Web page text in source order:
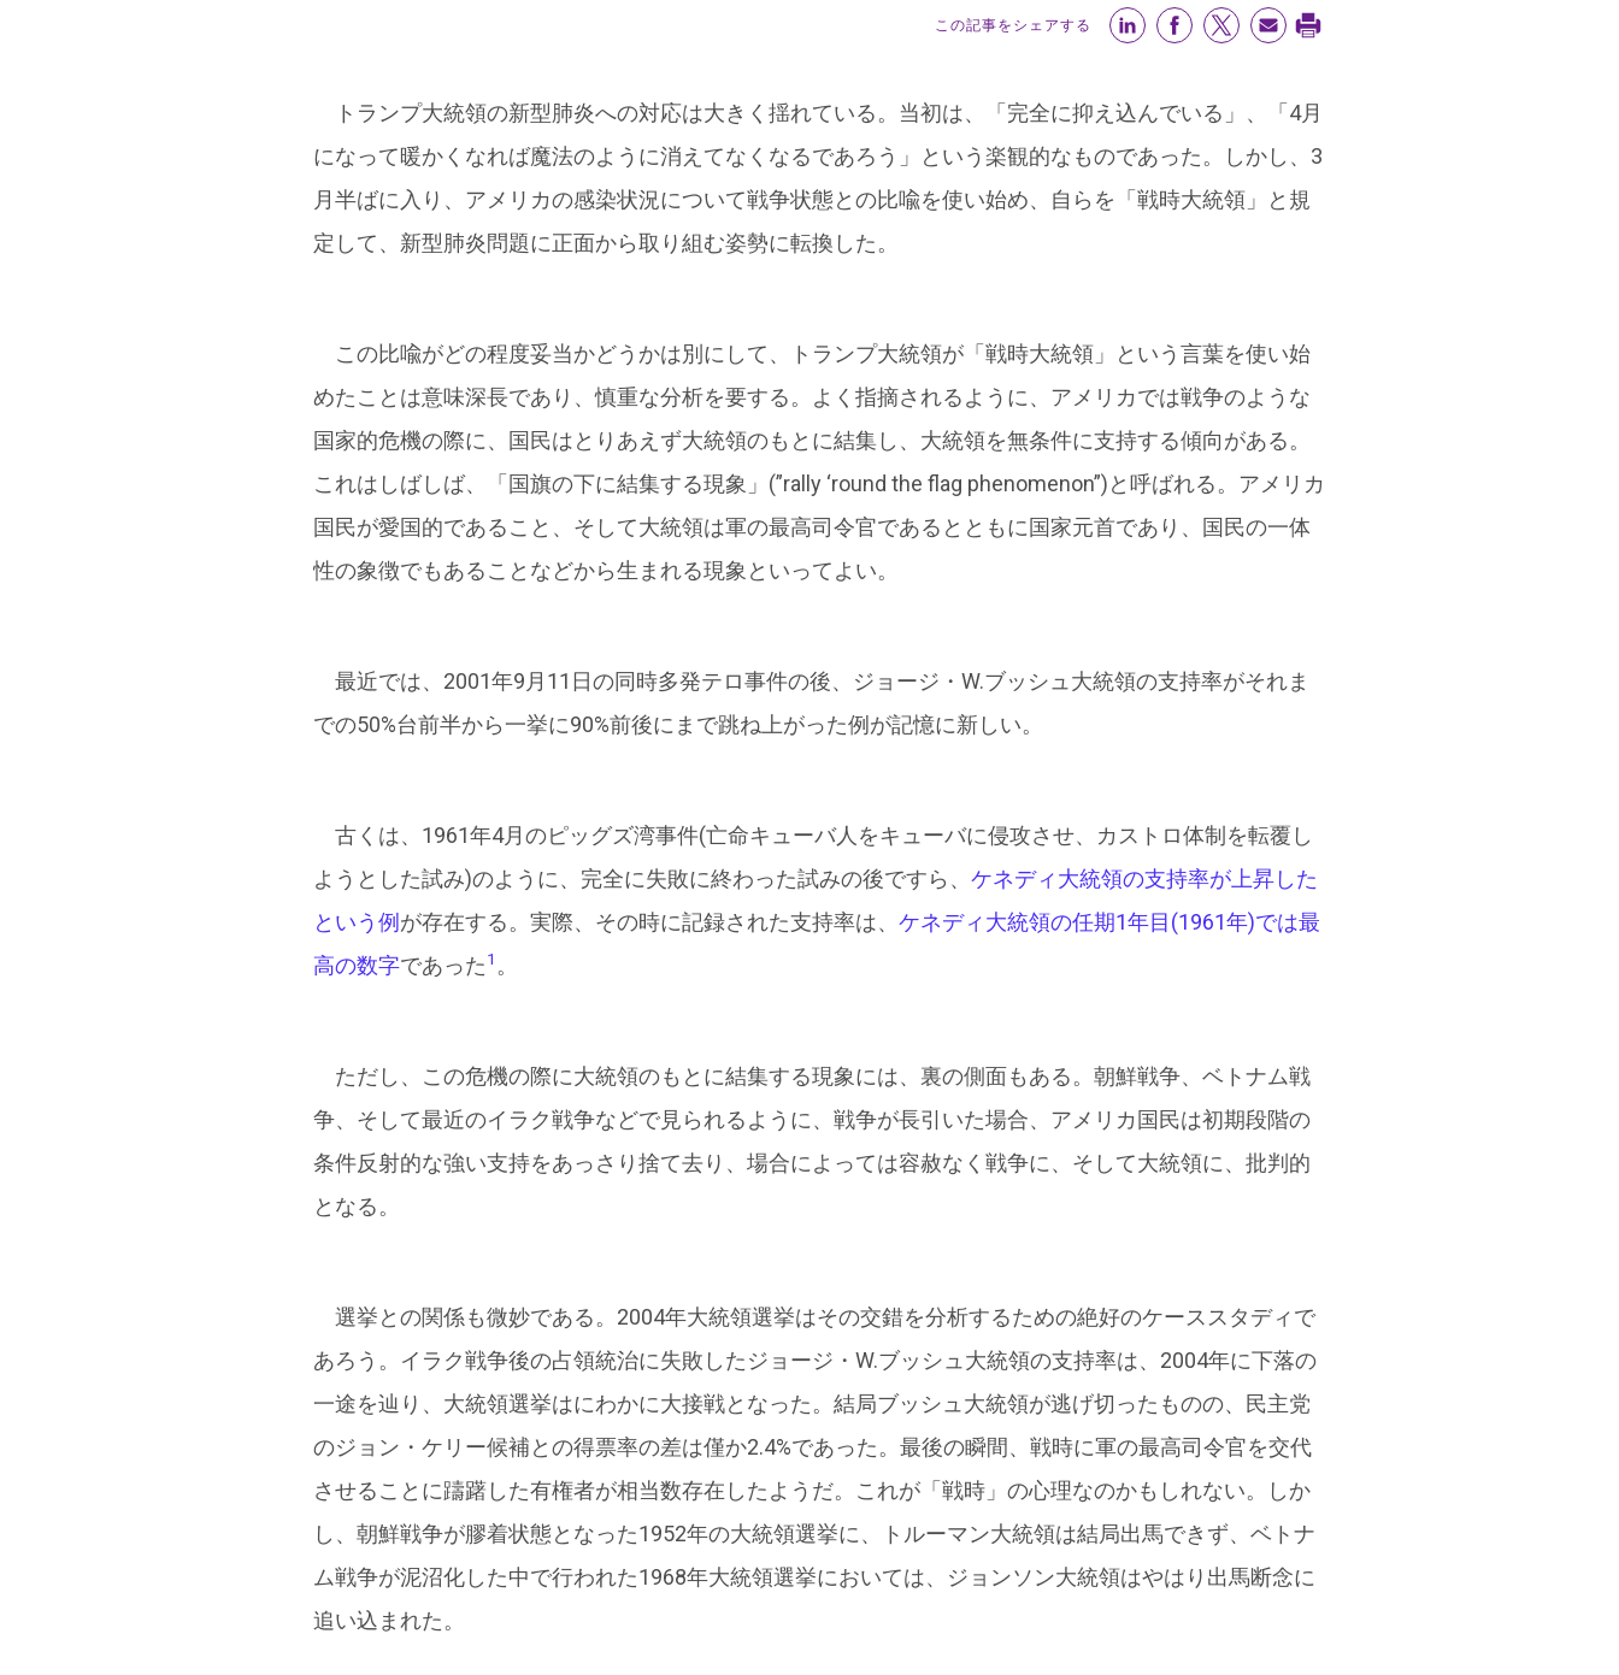
この記事をシェアする
トランプ大統領の新型肺炎への対応は大きく揺れている。当初は、「完全に抑え込んでいる」、「4月
になって暖かくなれば魔法のように消えてなくなるであろう」という楽観的なものであった。しかし、3
月半ばに入り、アメリカの感染状況について戦争状態との比喩を使い始め、自らを「戦時大統領」と規
定して、新型肺炎問題に正面から取り組む姿勢に転換した。
この比喩がどの程度妥当かどうかは別にして、トランプ大統領が「戦時大統領」という言葉を使い始
めたことは意味深長であり、慎重な分析を要する。よく指摘されるように、アメリカでは戦争のような
国家的危機の際に、国民はとりあえず大統領のもとに結集し、大統領を無条件に支持する傾向がある。
これはしばしば、「国旗の下に結集する現象」(”rally ‘round the flag phenomenon”)と呼ばれる。アメリカ
国民が愛国的であること、そして大統領は軍の最高司令官であるとともに国家元首であり、国民の一体
性の象徴でもあることなどから生まれる現象といってよい。
最近では、2001年9月11日の同時多発テロ事件の後、ジョージ・W.ブッシュ大統領の支持率がそれま
での50%台前半から一挙に90%前後にまで跳ね上がった例が記憶に新しい。
古くは、1961年4月のピッグズ湾事件(亡命キューバ人をキューバに侵攻させ、カストロ体制を転覆し
ようとした試み)のように、完全に失敗に終わった試みの後ですら、 ケネディ大統領の支持率が上昇した
という例 が存在する。実際、その時に記録された支持率は、 ケネディ大統領の任期1年目(1961年)では最
高の数字であった1 。
ただし、この危機の際に大統領のもとに結集する現象には、裏の側面もある。朝鮮戦争、ベトナム戦
争、そして最近のイラク戦争などで見られるように、戦争が長引いた場合、アメリカ国民は初期段階の
条件反射的な強い支持をあっさり捨て去り、場合によっては容赦なく戦争に、そして大統領に、批判的
となる。
選挙との関係も微妙である。2004年大統領選挙はその交錯を分析するための絶好のケーススタディで
あろう。イラク戦争後の占領統治に失敗したジョージ・W.ブッシュ大統領の支持率は、2004年に下落の
一途を辿り、大統領選挙はにわかに大接戦となった。結局ブッシュ大統領が逃げ切ったものの、民主党
のジョン・ケリー候補との得票率の差は僅か2.4%であった。最後の瞬間、戦時に軍の最高司令官を交代
させることに躊躇した有権者が相当数存在したようだ。これが「戦時」の心理なのかもしれない。しか
し、朝鮮戦争が膠着状態となった1952年の大統領選挙に、トルーマン大統領は結局出馬できず、ベトナ
ム戦争が泥沼化した中で行われた1968年大統領選挙においては、ジョンソン大統領はやはり出馬断念に
追い込まれた。